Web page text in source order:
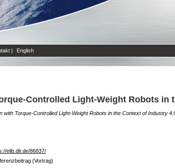
| English
Controlled Light-Weight Robots in
with Torque-Controlled Light-Weight Robots in the Context of Industry
elib.dlr.de/86837/
(Vortrag)